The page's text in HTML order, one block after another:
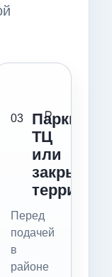
03
Паркинг,
ТЦ
или
закрытая
Перед
подачей
в
районе